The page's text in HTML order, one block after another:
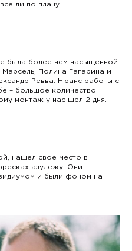
ли по плану.
была более чем насыщенной.
Марсель, Полина Гагарина и
Ревва. Нюанс работы с
– большое количество
монтаж у нас шел 2 дня.
нашел свое место в
азулежу. Они
и были фоном на